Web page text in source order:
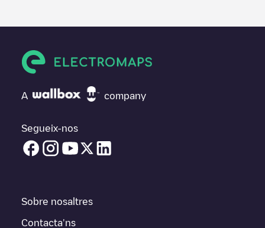
A company
Segueix-nos
Sobre nosaltres
Contacta'ns